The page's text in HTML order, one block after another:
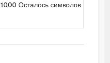
1000 Осталось символов